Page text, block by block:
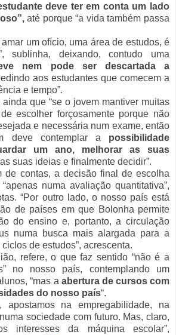
deve ter em conta um lado
até porque “a vida também passa
um ofício, uma área de estudos, é
sublinha, deixando, contudo uma
nem pode ser descartada a
aos estudantes que comecem a
e tempo”.
que “se o jovem mantiver muitas
escolher forçosamente porque não
e necessária num exame, então
deve contemplar a possibilidade
um ano, melhorar as suas
suas ideias e finalmente decidir”.
de contas, a decisão final de escolha
numa avaliação quantitativa”,
“Por outro lado, o nosso país está
de países em que Bolonha permite
do ensino e, portanto, a circulação
numa busca mais alargada para a
de estudos”, acrescenta.
refere, o que faz sentido “não é a
no nosso país, contemplando um
“mas a abertura de cursos com
do nosso país“.
apostamos na empregabilidade, na
sociedade com futuro. Mas, claro,
interesses da máquina escolar”,